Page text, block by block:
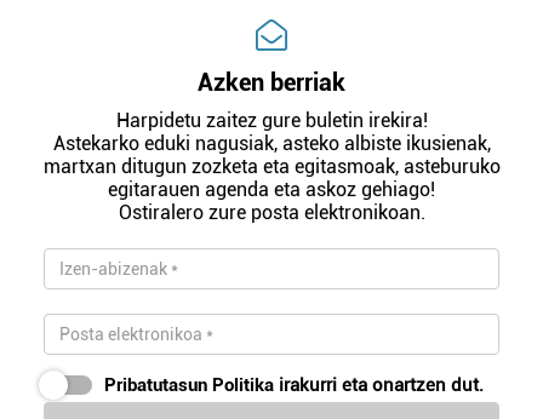
Azken berriak
Harpidetu zaitez gure buletin irekira!
Astekarko eduki nagusiak, asteko albiste ikusienak,
martxan ditugun zozketa eta egitasmoak, asteburuko
egitarauen agenda eta askoz gehiago!
Ostiralero zure posta elektronikoan.
Pribatutasun Politika irakurri eta onartzen dut.